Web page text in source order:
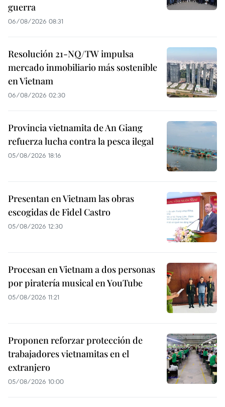
guerra
06/08/2026 08:31
Resolución 21-NQ/TW impulsa
mercado inmobiliario más sostenible
en Vietnam
06/08/2026 02:30
Provincia vietnamita de An Giang
refuerza lucha contra la pesca ilegal
05/08/2026 18:16
Presentan en Vietnam las obras
escogidas de Fidel Castro
05/08/2026 12:30
Procesan en Vietnam a dos personas
por piratería musical en YouTube
05/08/2026 11:21
Proponen reforzar protección de
trabajadores vietnamitas en el
extranjero
05/08/2026 10:00